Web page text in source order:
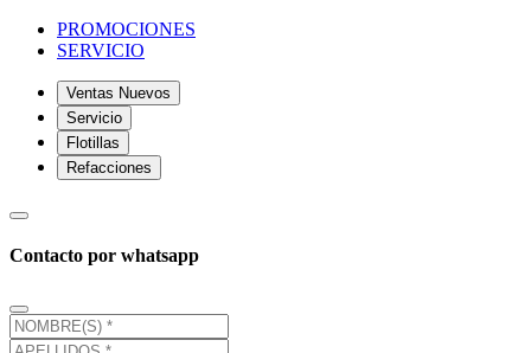
PROMOCIONES
SERVICIO
Ventas Nuevos
Servicio
Flotillas
Refacciones
Contacto por whatsapp